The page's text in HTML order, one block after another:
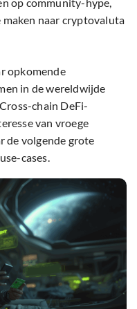
maken naar cryptovaluta
opkomende
in de wereldwijde
chain DeFi-
van vroege
de volgende grote
cases.